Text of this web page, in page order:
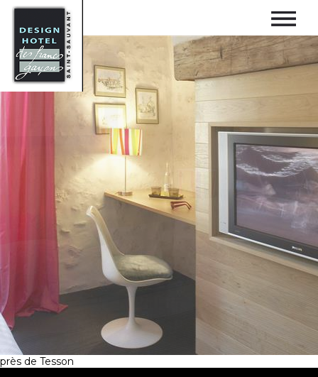
près de Tesson